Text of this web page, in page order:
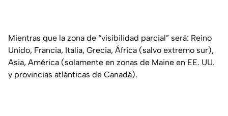
Mientras que la zona de “visibilidad parcial” será: Reino
Unido, Francia, Italia, Grecia, África (salvo extremo sur),
Asia, América (solamente en zonas de Maine en EE. UU.
y provincias atlánticas de Canadá).